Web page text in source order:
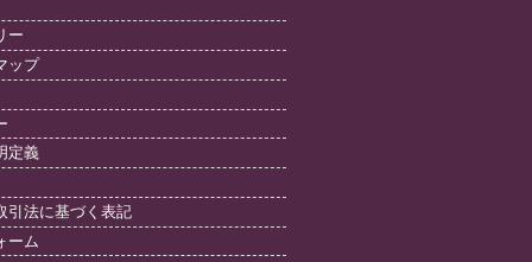
ー
ップ
定義
引法に基づく表記
ーム